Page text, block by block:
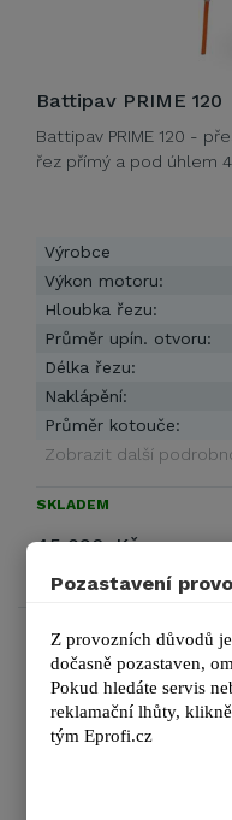
Battipav PRIME 120
Battipav PRIME 120 -
řez přímý a pod úhlem
Výrobce
Výkon motoru:
Hloubka řezu:
Průměr upín. otvoru:
Délka řezu:
Naklápění:
Průměr kotouče:
Zobrazit další
SKLADEM
45 096 Kč
SLEVA 7%
Pozastavení
Z provozních důvodů
dočasně pozastaven,
Pokud hledáte servis
reklamační lhůty, kl
tým Eprofi.cz